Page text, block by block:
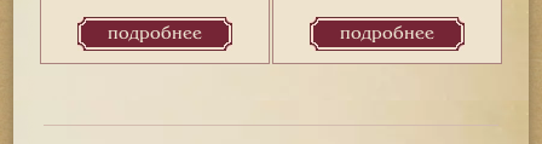
подробнее подробнее